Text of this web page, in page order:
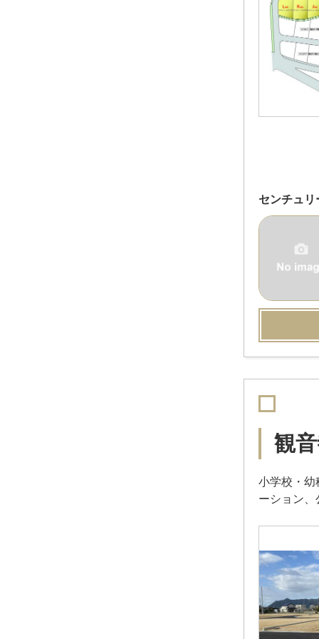
センチュ
観
小学校・幼
ーション、